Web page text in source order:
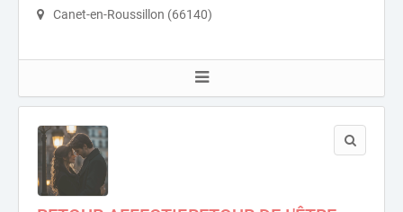
Canet-en-Roussillon (66140)